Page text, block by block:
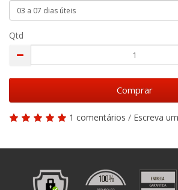
Qtd
Comprar
1 comentários / Escreva